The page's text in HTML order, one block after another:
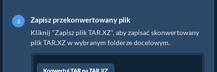
Zapisz przekonwertowany plik
Kliknij "Zapisz plik TAR.XZ", aby zapisać skonwertowany
plik TAR.XZ w wybranym folderze docelowym.